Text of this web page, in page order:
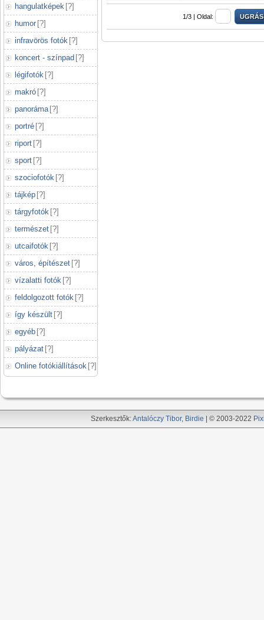
hangulatképek [?]
humor [?]
infravörös fotók [?]
koncert - színpad [?]
légifotók [?]
makró [?]
panoráma [?]
portré [?]
riport [?]
sport [?]
szociofotók [?]
tájkép [?]
tárgyfotók [?]
természet [?]
utcaifotók [?]
város, építészet [?]
vízalatti fotók [?]
feldolgozott fotók [?]
így készült [?]
egyéb [?]
pályázat [?]
Online fotókiállítások [?]
1/3 | Oldal:
Szerkesztők:Antalóczy Tibor, Birdie | © 2003-2022